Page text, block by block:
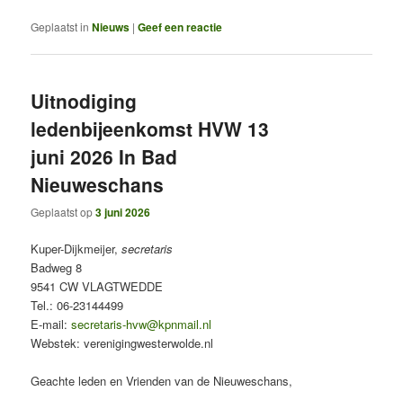
Geplaatst in Nieuws |Geef een reactie
Uitnodiging
ledenbijeenkomst HVW 13
juni 2026 In Bad
Nieuweschans
Geplaatst op3 juni 2026
Kuper-Dijkmeijer,secretaris
Badweg 8
9541 CW VLAGTWEDDE
Tel.: 06-23144499
E-mail:secretaris-hvw@kpnmail.nl
Webstek: verenigingwesterwolde.nl
Geachte leden en Vrienden van de Nieuweschans,